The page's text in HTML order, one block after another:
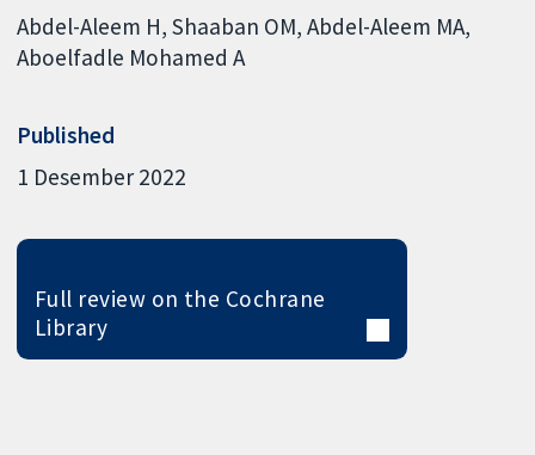
Abdel-Aleem H Shaaban OM Abdel-Aleem MA
Aboelfadle Mohamed A
Published
1 Desember 2022
Full review on the Cochrane
Library